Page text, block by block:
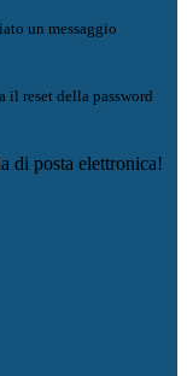
un messaggio
il reset della password
di posta elettronica!